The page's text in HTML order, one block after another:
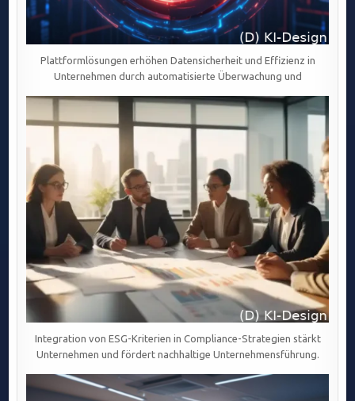
Plattformlösungen erhöhen Datensicherheit und Effizienz in
Unternehmen durch automatisierte Überwachung und
Integration von ESG-Kriterien in Compliance-Strategien stärkt
Unternehmen und fördert nachhaltige Unternehmensführung.